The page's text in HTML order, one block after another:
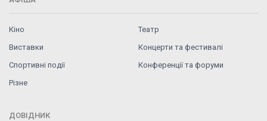
Кіно
Театр
Виставки
Концерти та фестивалі
Спортивні події
Конференції та форуми
Різне
ДОВІДНИК